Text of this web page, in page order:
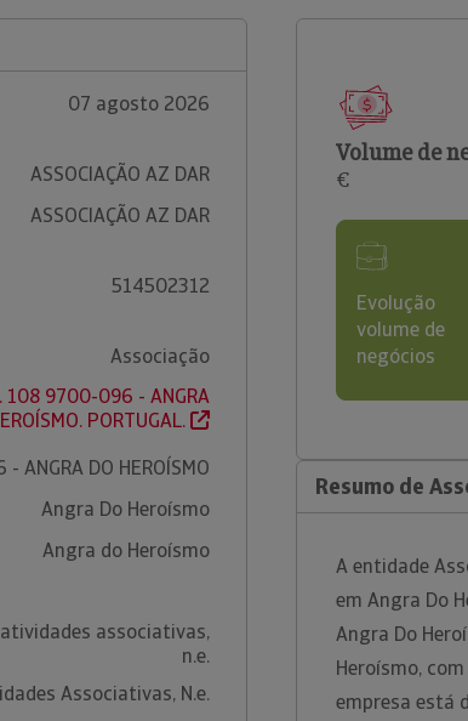
07 agosto 2026
ASSOCIAÇÃO AZ DAR
ASSOCIAÇÃO AZ DAR
514502312
Associação
108 9700-096 - ANGRA
PORTUGAL.
ANGRA DO HEROÍSMO
Angra Do Heroísmo
Angra do Heroísmo
associativas,
n.e.
Associativas, N.e.
Volume de
€
Evolução
volume de
negócios
Resumo de
A entidade
em Angra Do
Angra Do
Heroísmo,
empresa está